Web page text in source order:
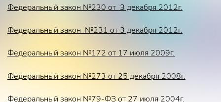
Федеральный закон №230 от 3 декабря 2012г.
Федеральный закон №231 от 3 декабря 2012г.
Федеральный закон №172 от 17 июля 2009г.
Федеральный закон №273 от 25 декабря 2008г.
Федеральный закон №79-ФЗ от 27 июля 2004г.